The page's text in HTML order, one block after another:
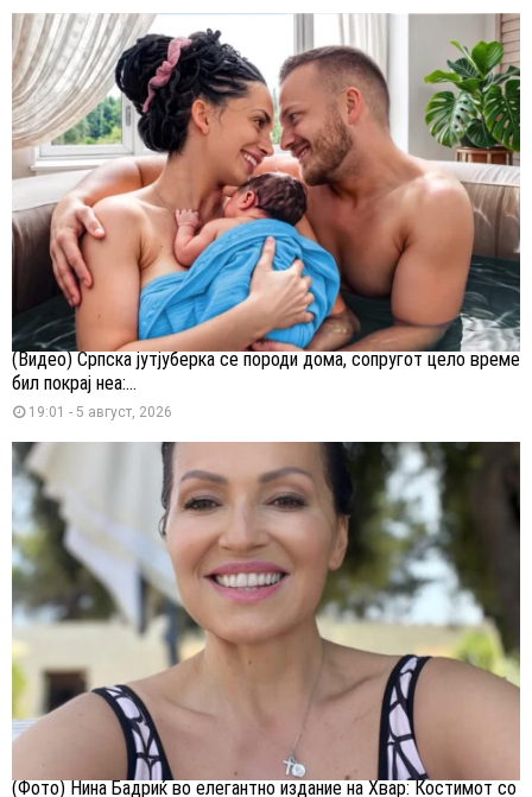
(Видео) Српска јутјуберка се породи дома, сопругот цело време
бил покрај неа:...
19:01 - 5 август, 2026
(Фото) Нина Бадриќ во елегантно издание на Хвар: Костимот со